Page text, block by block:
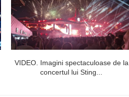
VIDEO. Imagini spectaculoase de la
concertul lui Sting...